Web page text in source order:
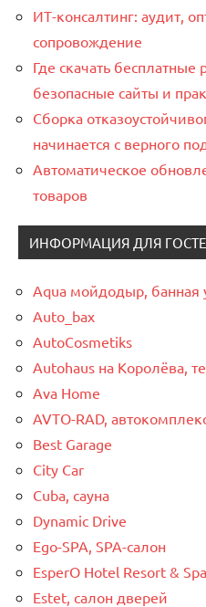
ИТ-консалтинг: аудит,
сопровождение
Где скачать
безопасные сайты и
Сборка
начинается с верного
Автоматическое
товаров
ИНФОРМАЦИЯ ДЛЯ
Aqua мойдодыр, банная
Auto_bax
AutoCosmetiks
Autohaus на Королёва,
Ava Home
AVTO-RAD,
Best Garage
City Car
Cuba, сауна
Dynamic Drive
Ego-SPA, SPA-салон
EsperO Hotel Resort &
Estet, салон дверей